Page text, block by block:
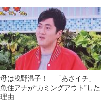
母は浅野温子！ 「あさイチ」
魚住アナが“カミングアウト”した
理由